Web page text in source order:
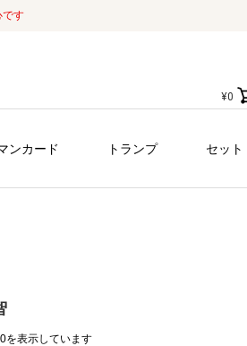
です
¥0
ンカード トランプ セット
を表示しています新